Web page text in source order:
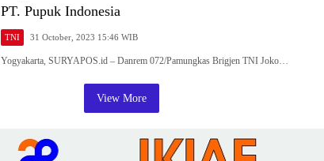
PT. Pupuk Indonesia
TNI 31 October, 2023 15:46 WIB
Yogyakarta, SURYAPOS.id – Danrem 072/Pamungkas Brigjen TNI Joko…
View More